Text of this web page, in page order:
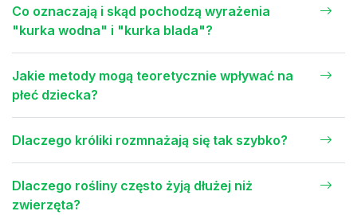
Co oznaczają i skąd pochodzą wyrażenia
"kurka wodna" i "kurka blada"?
Jakie metody mogą teoretycznie wpływać na
płeć dziecka?
Dlaczego króliki rozmnażają się tak szybko?
Dlaczego rośliny często żyją dłużej niż
zwierzęta?